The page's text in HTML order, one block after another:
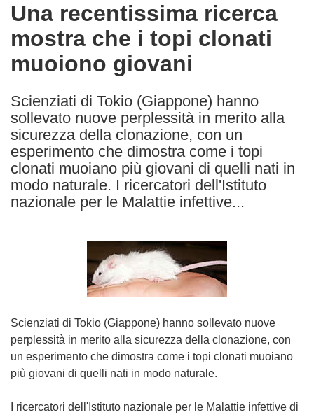
the
following
languages:
Una recentissima ricerca
mostra che i topi clonati
muoiono giovani
Scienziati di Tokio (Giappone) hanno
sollevato nuove perplessità in merito alla
sicurezza della clonazione, con un
esperimento che dimostra come i topi
clonati muoiano più giovani di quelli nati in
modo naturale. I ricercatori dell'Istituto
nazionale per le Malattie infettive...
Scienziati di Tokio (Giappone) hanno sollevato nuove
perplessità in merito alla sicurezza della clonazione, con
un esperimento che dimostra come i topi clonati muoiano
più giovani di quelli nati in modo naturale.
I ricercatori dell'Istituto nazionale per le Malattie infettive di